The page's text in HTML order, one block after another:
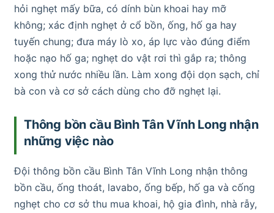
hỏi nghẹt mấy bữa, có dính bùn khoai hay mỡ
không; xác định nghẹt ở cổ bồn, ống, hố ga hay
tuyến chung; đưa máy lò xo, áp lực vào đúng điểm
hoặc nạo hố ga; nghẹt do vật rơi thì gắp ra; thông
xong thử nước nhiều lần. Làm xong đội dọn sạch, chỉ
bà con và cơ sở cách dùng cho đỡ nghẹt lại.
Thông bồn cầu Bình Tân Vĩnh Long nhận
những việc nào
Đội thông bồn cầu Bình Tân Vĩnh Long nhận thông
bồn cầu, ống thoát, lavabo, ống bếp, hố ga và cống
nghẹt cho cơ sở thu mua khoai, hộ gia đình, nhà rẫy,